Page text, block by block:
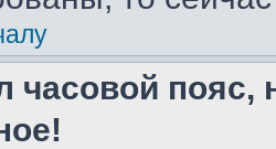
часовой пояс,